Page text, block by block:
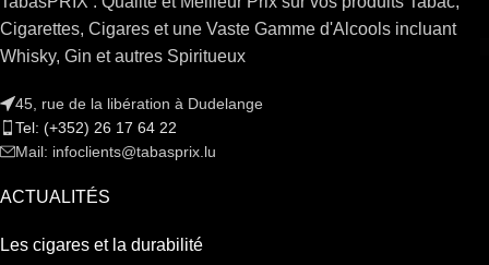
Cigarettes, Cigares et une Vaste Gamme d'Alcools incluant
Whisky, Gin et autres Spiritueux
45, rue de la libération à Dudelange
Tel: (+352) 26 17 64 22
Mail: infoclients@tabasprix.lu
ACTUALITÉS
Les cigares et la durabilité